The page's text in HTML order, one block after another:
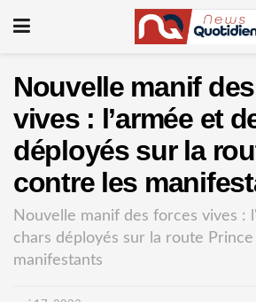
Nouvelle manif
vives : l’armée et
déployés sur la
contre les
Nouvelle manif des forces vives :
chars déployés sur la route
manifestants